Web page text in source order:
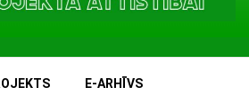
E-ARHĪVS